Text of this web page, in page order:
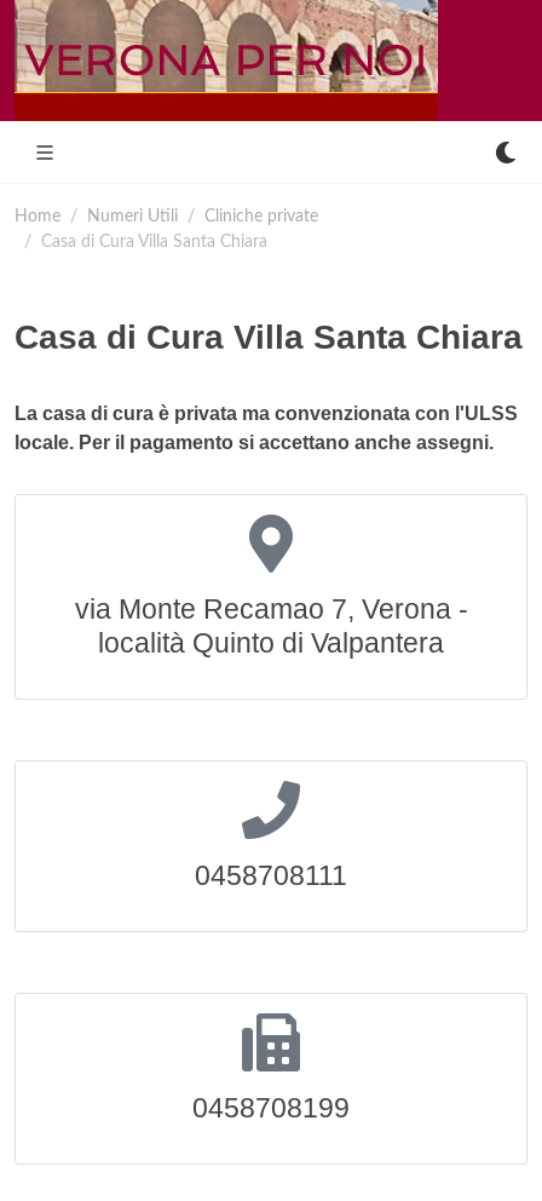
Home Numeri Utili
Cliniche private
Casa di Cura Villa Santa Chiara
Casa di Cura Villa Santa Chiara
La casa di cura è privata ma convenzionata con l'ULSS
locale. Per il pagamento si accettano anche assegni.
via Monte Recamao 7, Verona -
località Quinto di Valpantera
0458708111
0458708199